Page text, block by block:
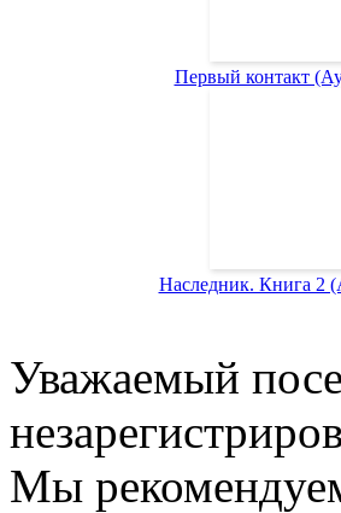
Первый контакт
Наследник. Книга 2
Уважаемый
Мы